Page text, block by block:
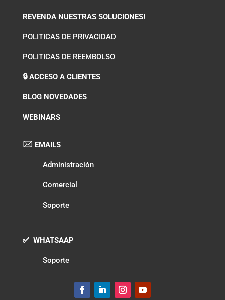
REVENDA NUESTRAS SOLUCIONES!
POLITICAS DE PRIVACIDAD
POLITICAS DE REEMBOLSO
🔒 ACCESO A CLIENTES
BLOG NOVEDADES
WEBINARS
EMAILS
Administración
Comercial
Soporte
✅ WHATSAAP
Soporte